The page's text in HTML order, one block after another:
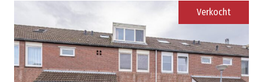
Verkocht